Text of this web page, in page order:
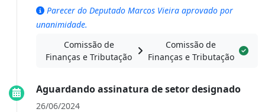
Parecer do Deputado Marcos Vieira aprovado por
unanimidade.
Comissão de
Finanças e Tributação
Comissão de
Finanças e Tributação
Aguardando assinatura de setor designado
26/06/2024